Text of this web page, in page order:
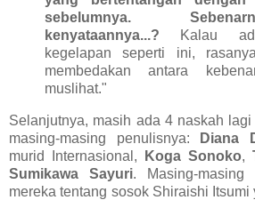
sebelumnya.
kenyataannya...? Kalau
kegelapan seperti ini,
membedakan antara
muslihat."
Selanjutnya, masih ada 4 naskah
masing-masing penulisnya:
Diana
murid Internasional,
Koga Sonoko,
Sumikawa Sayuri. Masing-masing
mereka tentang sosok Shiraishi